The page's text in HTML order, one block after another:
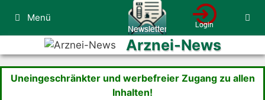
Inhalt
springen
Menü
Arznei-News
Uneingeschränkter und werbefreier Zugang zu allen
Inhalten!